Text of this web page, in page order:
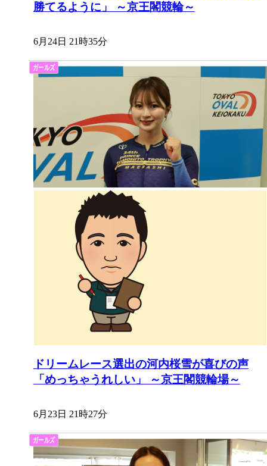
勝てるように」 ～京王閣競輪～
6月24日 21時35分
ドリームレース選出の河内桜雪が喜びの声
「めっちゃうれしい」 ～京王閣競輪場～
6月23日 21時27分